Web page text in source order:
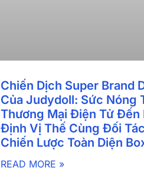
Chiến Dịch Super Brand
Của Judydoll: Sức Nóng
Thương Mại Điện Tử Đến
Định Vị Thế Cùng Đối
Chiến Lược Toàn Diện
READ MORE »